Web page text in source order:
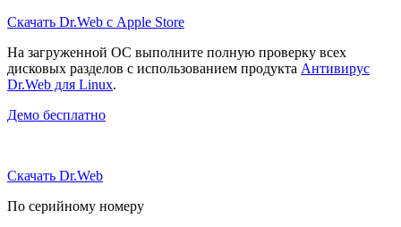
Скачать Dr.Web с Apple Store
На загруженной ОС выполните полную проверку всех
дисковых разделов с использованием продукта Антивирус
Dr.Web для Linux.
Демо бесплатно
Скачать Dr.Web
По серийному номеру